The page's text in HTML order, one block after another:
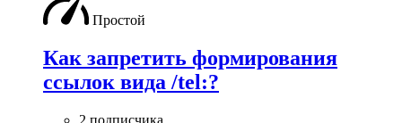
Простой
Как запретить формирования
ссылок вида /tel:?
2 подписчика